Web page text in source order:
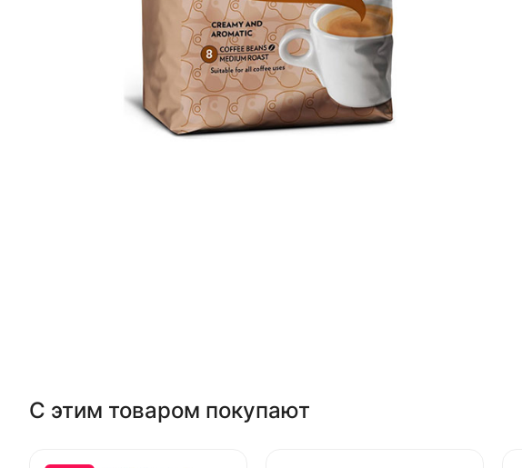
С этим товаром покупают